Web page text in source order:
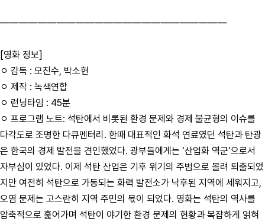
————————————————————————
[영화 정보]
ㅇ 감독 : 모진수, 박소현
ㅇ 제작 : 녹색연합
ㅇ 런닝타임 : 45분
ㅇ 프로그램 노트: 석탄에서 비롯된 환경 문제와 경제 불균형의 이슈를
다각도로 조명한 다큐멘터리. 한때 대표적인 화석 연료였던 석탄과 탄광
은 한국의 경제 발전을 견인했었다. 광부들에게는 ‘산업화 역군’으로서
자부심이 있었다. 이제 석탄 산업은 기후 위기의 주범으로 몰려 퇴출되었
지만 여전히 석탄으로 가동되는 화력 발전소가 낙후된 지역에 세워지고,
오염 문제는 고스란히 지역 주민의 몫이 되었다. 영화는 석탄의 역사를
압축적으로 훑어가며 석탄이 야기한 환경 문제의 현황과 복잡하게 얽혀